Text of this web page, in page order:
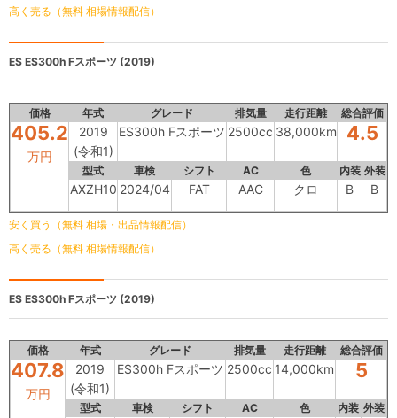
高く売る（無料 相場情報配信）
ES ES300h Fスポーツ (2019)
価格 年式 グレード 排気量 走行距離 総合評価
405.2
万円
2019
(令和1)
ES300h Fスポーツ 2500cc 38,000km 4.5
型式 車検 シフト AC 色 内装 外装
AXZH10 2024/04 FAT AAC クロ B B
安く買う（無料 相場・出品情報配信）
高く売る（無料 相場情報配信）
ES ES300h Fスポーツ (2019)
価格 年式 グレード 排気量 走行距離 総合評価
407.8
万円
2019
(令和1)
ES300h Fスポーツ 2500cc 14,000km 5
型式 車検 シフト AC 色 内装 外装